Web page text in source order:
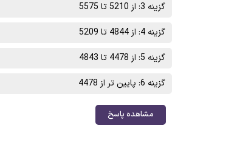
گزینه 3: از 5210 تا 5575
گزینه 4: از 4844 تا 5209
گزینه 5: از 4478 تا 4843
گزینه 6: پایین تر از 4478
مشاهده پاسخ